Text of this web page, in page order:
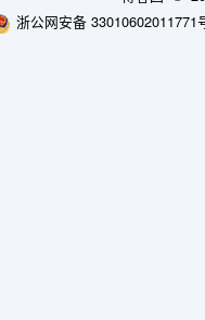
浙公网安备 33010602011771